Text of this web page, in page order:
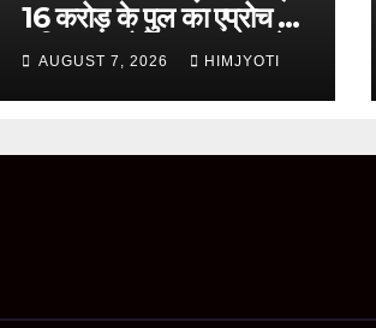
16 करोड़ के पुल का एप्रोच रोड
क्षतिग्रस्त होने पर PWD के
तीन इंजीनियर निलंबित
AUGUST 7, 2026 HIMJYOTI